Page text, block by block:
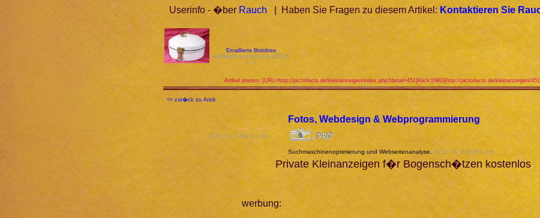
Userinfo - �ber Rauch | Haben Sie Fragen zu diesem Artikel: Kontaktieren Sie
Emaillierte Brotdose
Stahlblech und Messing Ø25cm
9,- €
Artikel posten: [URL=http://pictorlucis.de/kleinanzeigen/index.php?detail=451]Klick:[IMG]http://pictorlucis.de/kleinanzeigen/
<< zur�ck zu Antik
id: 81 Vs: 148471 r=62
Fotos, Webdesign & Webprogrammierung
Suchmaschinenoptimierung und Webseitenanalyse. id: 13 Vs: 2721381 r=0
Private Kleinanzeigen f�r Bogensch�tzen kostenlos
werbung: